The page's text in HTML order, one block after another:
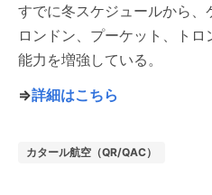
すでに冬スケジュールから、
ロンドン、プーケット、ト
能力を増強している。
⇒詳細はこちら
カタール航空（QR/QAC）